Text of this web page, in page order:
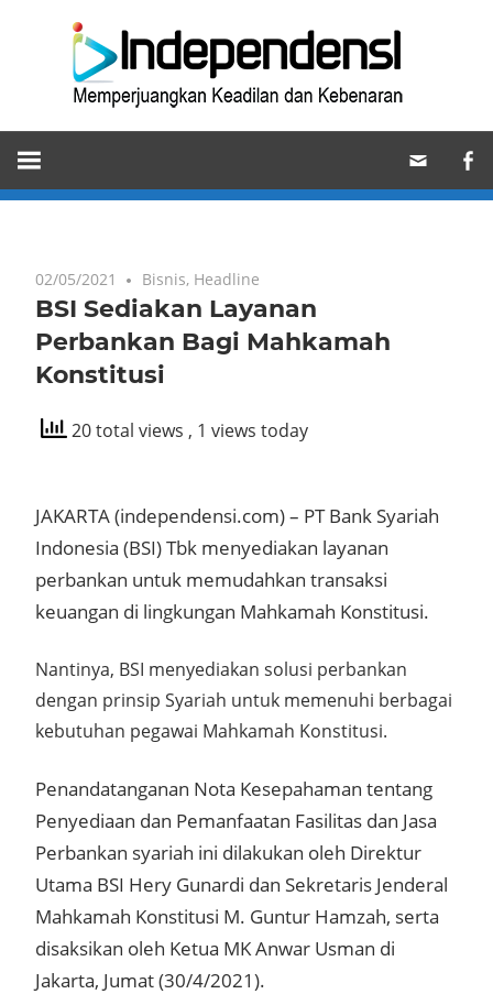
Memperjuangkan
Keadilan
dan
02/05/2021 Bisnis, Headline
BSI Sediakan Layanan
Perbankan Bagi Mahkamah
Konstitusi
20 total views , 1 views today
JAKARTA (independensi.com) – PT Bank Syariah
Indonesia (BSI) Tbk menyediakan layanan
perbankan untuk memudahkan transaksi
keuangan di lingkungan Mahkamah Konstitusi.
Nantinya, BSI menyediakan solusi perbankan
dengan prinsip Syariah untuk memenuhi berbagai
kebutuhan pegawai Mahkamah Konstitusi.
Penandatanganan Nota Kesepahaman tentang
Penyediaan dan Pemanfaatan Fasilitas dan Jasa
Perbankan syariah ini dilakukan oleh Direktur
Utama BSI Hery Gunardi dan Sekretaris Jenderal
Mahkamah Konstitusi M. Guntur Hamzah, serta
disaksikan oleh Ketua MK Anwar Usman di
Jakarta, Jumat (30/4/2021).